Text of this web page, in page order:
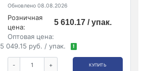
Обновлено 08.08.2026
Розничная
цена:
5 610.17 / упак.
Оптовая цена:
5 049.15 руб. / упак.
!
- + КУПИТЬ